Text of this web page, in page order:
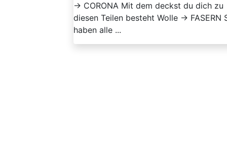
→ CORONA Mit dem deckst du dich zu
diesen Teilen besteht Wolle →
haben alle ...